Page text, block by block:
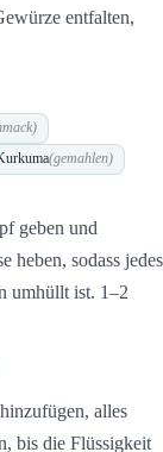
entfalten,
(gemahlen)
geben und
heben, sodass jedes
umhüllt ist. 1–2
alles
bis die Flüssigkeit